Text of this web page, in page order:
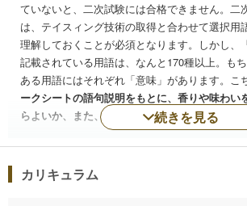
ていないと、二次試験には合格できません。二
は、テイスィング技術の取得と合わせて選択用
理解しておくことが必須となります。しかし、
記載されている用語は、なんと170種以上。も
ある用語にはそれぞれ「意味」があります。こ
ークシートの語句説明をもとに、香りや味わい
らよいか、また、それらを踏まえた品種特定の
策講座では触れなかった、最終的な品種特定テ
続きを見る
カリキュラム